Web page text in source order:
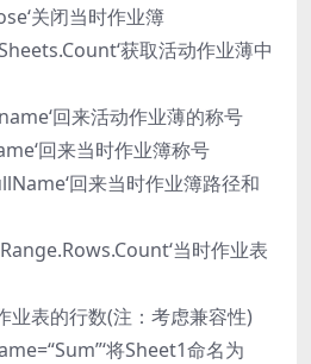
关闭当时作业簿
获取活动作业薄中
回来活动作业薄的称号
回来当时作业簿称号
回来当时作业簿路径和
当时作业表
业表的行数(注：考虑兼容性)
将Sheet1命名为